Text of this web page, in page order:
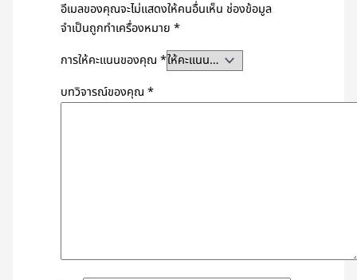
อีเมลของคุณจะไม่แสดงให้คนอื่นเห็น ช่องข้อมูล
จำเป็นถูกทำเครื่องหมาย*
การให้คะแนนของคุณ*
บทวิจารณ์ของคุณ*